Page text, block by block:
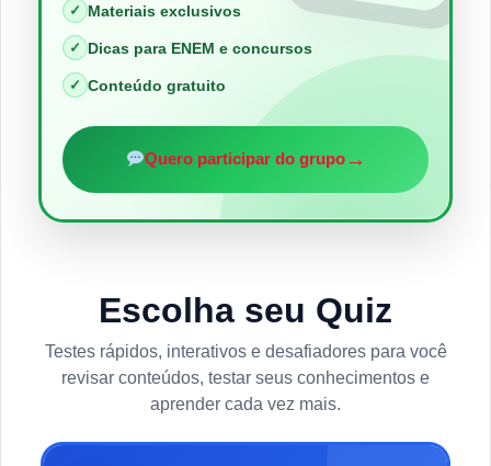
✓ Materiais exclusivos
✓ Dicas para ENEM e concursos
✓ Conteúdo gratuito
Quero participar do grupo→
Escolha seu Quiz
Testes rápidos, interativos e desafiadores para você
revisar conteúdos, testar seus conhecimentos e
aprender cada vez mais.